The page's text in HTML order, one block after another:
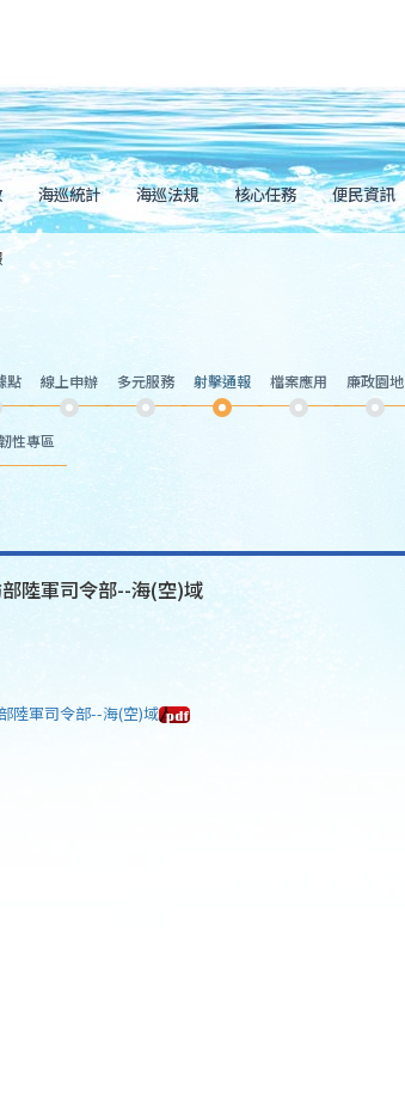
海巡統計 海巡法規 核心任務 便民資訊
點 線上申辦 多元服務 射擊通報 檔案應用 廉政園地
性專區
陸軍司令部--海(空)域
陸軍司令部--海(空)域